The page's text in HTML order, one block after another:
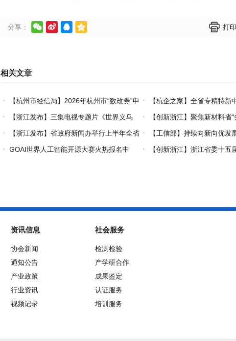
分享：      打
相关文章
【杭州市经信局】2026年杭州市“数改券”申
领工作正式启动
【杭企之家】全省专精特新
书申领通道正式开通
【浙江发布】三集电视专题片《世界义乌
——习近平关心引领义乌发展》热播上线
【创新浙江】聚焦新材料省“
果：破茧化“丝” 细旦PPS纤维
【浙江发布】省政府新闻办举行上半年全省
经济运行情况新闻发布会
【工信部】持续向新向优发
2026年上半年工业和信息化发
GOAI世界人工智能开源大赛火热报名中
【创新浙江】浙江省委十五
资讯信息
协会新闻
通知公告
产业政策
行业资讯
视频记录
社会服务
检测检验
产学研合作
成果鉴定
认证服务
培训服务